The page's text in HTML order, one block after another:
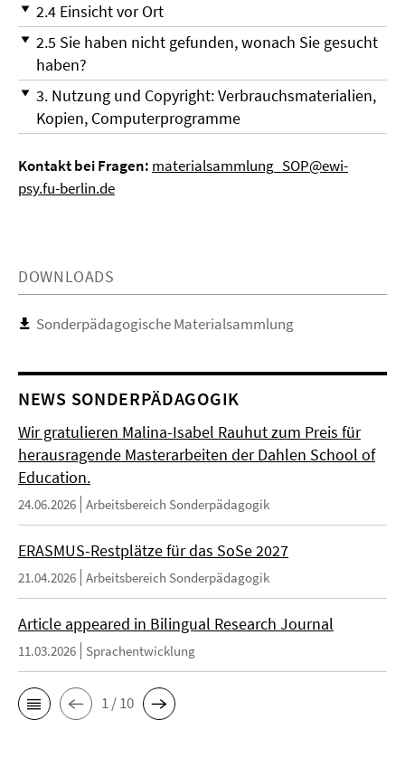
2.4 Einsicht vor Ort
2.5 Sie haben nicht gefunden, wonach Sie gesucht
haben?
3. Nutzung und Copyright: Verbrauchsmaterialien,
Kopien, Computerprogramme
Kontakt bei Fragen: materialsammlung_SOP@ewi-
psy.fu-berlin.de
DOWNLOADS
Sonderpädagogische Materialsammlung
NEWS SONDERPÄDAGOGIK
Wir gratulieren Malina-Isabel Rauhut zum Preis für
herausragende Masterarbeiten der Dahlen School of
Education.
24.06.2026 Arbeitsbereich Sonderpädagogik
ERASMUS-Restplätze für das SoSe 2027
21.04.2026 Arbeitsbereich Sonderpädagogik
Article appeared in Bilingual Research Journal
11.03.2026 Sprachentwicklung
1 / 10